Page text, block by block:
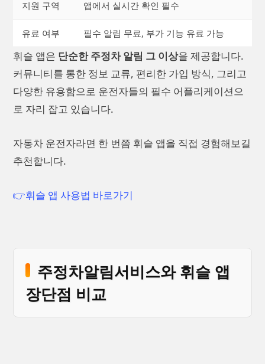
지원 구역 앱에서 실시간 확인 필수
유료 여부 필수 알림 무료, 부가 기능 유료 가능
휘슬 앱은 단순한 주정차 알림 그 이상을 제공합니다.
커뮤니티를 통한 정보 교류, 편리한 가입 방식, 그리고
다양한 유용함으로 운전자들의 필수 어플리케이션으
로 자리 잡고 있습니다.
자동차 운전자라면 한 번쯤 휘슬 앱을 직접 경험해보길
추천합니다.
👉휘슬 앱 사용법 바로가기
주정차알림서비스와 휘슬 앱
장단점 비교